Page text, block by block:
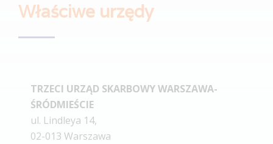
Właściwe urzędy
TRZECI URZĄD SKARBOWY WARSZAWA-
ŚRÓDMIEŚCIE
ul. Lindleya 14,
02-013 Warszawa